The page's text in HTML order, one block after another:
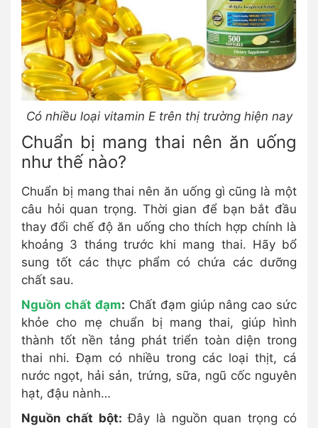
Có nhiều loại vitamin E trên thị trường hiện nay
Chuẩn bị mang thai nên ăn uống
như thế nào?
Chuẩn bị mang thai nên ăn uống gì cũng là một
câu hỏi quan trọng. Thời gian để bạn bắt đầu
thay đổi chế độ ăn uống cho thích hợp chính là
khoảng 3 tháng trước khi mang thai. Hãy bổ
sung tốt các thực phẩm có chứa các dưỡng
chất sau.
Nguồn chất đạm: Chất đạm giúp nâng cao sức
khỏe cho mẹ chuẩn bị mang thai, giúp hình
thành tốt nền tảng phát triển toàn diện trong
thai nhi. Đạm có nhiều trong các loại thịt, cá
nước ngọt, hải sản, trứng, sữa, ngũ cốc nguyên
hạt, đậu nành…
Nguồn chất bột: Đây là nguồn quan trọng có